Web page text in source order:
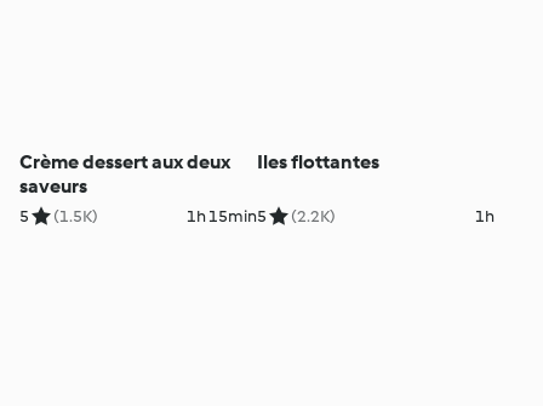
Crème dessert aux deux
saveurs
5 (1.5K) 1h 15min
Iles flottantes
5 (2.2K) 1h